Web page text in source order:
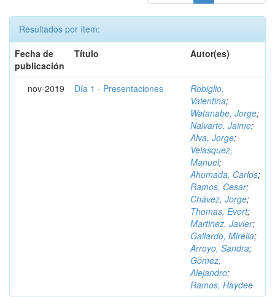
Resultados por ítem:
Fecha de
publicación
Título Autor(es)
nov-2019 Día 1 - Presentaciones
Robiglio,
Valentina;
Watanabe, Jorge;
Nalvarte, Jaime;
Alva, Jorge;
Velasquez,
Manuel;
Ahumada, Carlos;
Ramos, Cesar;
Chávez, Jorge;
Thomas, Evert;
Martinez, Javier;
Gallardo, Mirella;
Arroyo, Sandra;
Gómez,
Alejandro;
Ramos, Haydee